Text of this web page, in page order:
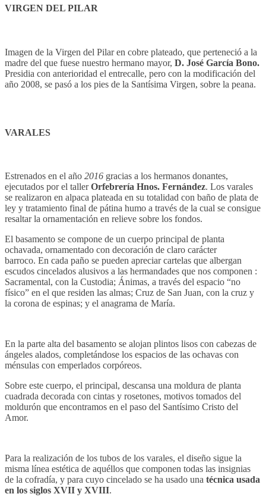
VIRGEN DEL PILAR
Imagen de la Virgen del Pilar en cobre plateado, que perteneció a la
madre del que fuese nuestro hermano mayor, D. José García Bono.
Presidia con anterioridad el entrecalle, pero con la modificación del
año 2008, se pasó a los pies de la Santísima Virgen, sobre la peana.
VARALES
Estrenados en el año 2016 gracias a los hermanos donantes,
ejecutados por el tallerOrfebrería Hnos. Fernández. Los varales
se realizaron en alpaca plateada en su totalidad con baño de plata de
ley y tratamiento final de pátina humo a través de la cual se consigue
resaltar la ornamentación en relieve sobre los fondos.
El basamento se compone de un cuerpo principal de planta
ochavada, ornamentado con decoración de claro carácter
barroco. En cada paño se pueden apreciar cartelas que albergan
escudos cincelados alusivos a las hermandades que nos componen :
Sacramental, con la Custodia; Ánimas, a través del espacio “no
físico” en el que residen las almas; Cruz de San Juan, con la cruz y
la corona de espinas; y el anagrama de María.
En la parte alta del basamento se alojan plintos lisos con cabezas de
ángeles alados, completándose los espacios de las ochavas con
ménsulas con emperlados corpóreos.
Sobre este cuerpo, el principal, descansa una moldura de planta
cuadrada decorada con cintas y rosetones, motivos tomados del
moldurón que encontramos en el paso del Santísimo Cristo del
Amor.
Para la realización de los tubos de los varales, el diseño sigue la
misma línea estética de aquéllos que componen todas las insignias
de la cofradía, y para cuyo cincelado se ha usado una técnica usada
en los siglos XVII y XVIII.